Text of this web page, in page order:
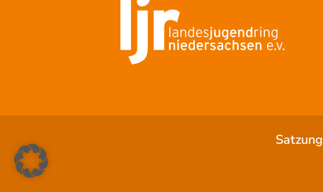
Satzung